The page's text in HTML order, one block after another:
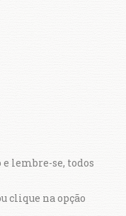
lembre-se, todos
clique na opção